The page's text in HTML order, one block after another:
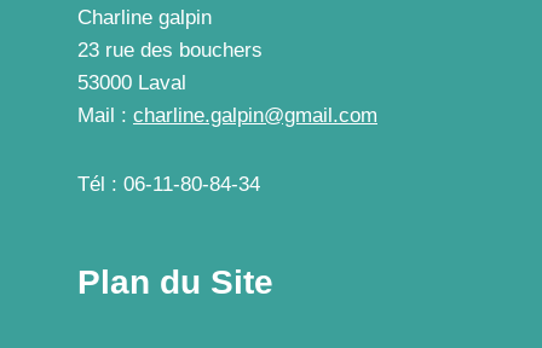
Charline galpin
23 rue des bouchers
53000 Laval
Mail : charline.galpin@gmail.com
Tél : 06-11-80-84-34
Plan du Site